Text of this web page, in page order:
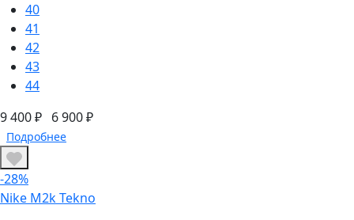
40
41
42
43
44
9 400 ₽ 6 900 ₽
Подробнее
-28%
Nike M2k Tekno